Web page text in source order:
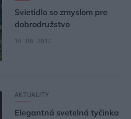
Svietidlo so zmyslom pre
dobrodružstvo
18. 08. 2010
AKTUALITY
Elegantná svetelná tyčinka